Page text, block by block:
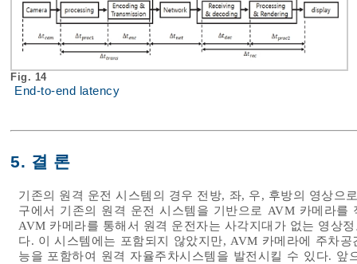
Fig. 14
End-to-end latency
5. 결 론
기존의 원격 운전 시스템의 경우 전방, 좌, 우, 후방의 영상으
구에서 기존의 원격 운전 시스템을 기반으로 AVM 카메라
AVM 카메라를 통해서 원격 운전자는 사각지대가 없는 영상
다. 이 시스템에는 포함되지 않았지만, AVM 카메라에 주차
능을 포함하여 원격 자율주차시스템을 발전시킬 수 있다.